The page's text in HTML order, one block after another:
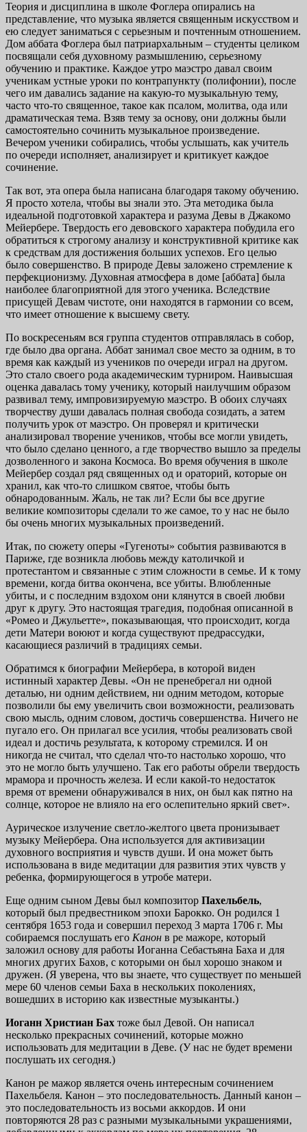
Теория и дисциплина в школе Фоглера опирались на
представление, что музыка является священным искусством и
ею следует заниматься с серьезным и почтенным отношением.
Дом аббата Фоглера был патриархальным – студенты целиком
посвящали себя духовному размышлению, серьезному
обучению и практике. Каждое утро маэстро давал своим
ученикам устные уроки по контрапункту (полифонии), после
чего им давались задание на какую-то музыкальную тему,
часто что-то священное, такое как псалом, молитва, ода или
драматическая тема. Взяв тему за основу, они должны были
самостоятельно сочинить музыкальное произведение.
Вечером ученики собирались, чтобы услышать, как учитель
по очереди исполняет, анализирует и критикует каждое
сочинение.
Так вот, эта опера была написана благодаря такому обучению.
Я просто хотела, чтобы вы знали это. Эта методика была
идеальной подготовкой характера и разума Девы в Джакомо
Мейербере. Твердость его девовского характера побудила его
обратиться к строгому анализу и конструктивной критике как
к средствам для достижения больших успехов. Его целью
было совершенство. В природе Девы заложено стремление к
перфекционизму. Духовная атмосфера в доме [аббата] была
наиболее благоприятной для этого ученика. Вследствие
присущей Девам чистоте, они находятся в гармонии со всем,
что имеет отношение к высшему свету.
По воскресеньям вся группа студентов отправлялась в собор,
где было два органа. Аббат занимал свое место за одним, в то
время как каждый из учеников по очереди играл на другом.
Это стало своего рода академическим турниром. Наивысшая
оценка давалась тому ученику, который наилучшим образом
развивал тему, импровизируемую маэстро. В обоих случаях
творчеству души давалась полная свобода созидать, а затем
получить урок от маэстро. Он проверял и критически
анализировал творение учеников, чтобы все могли увидеть,
что было сделано ценного, а где творчество вышло за пределы
дозволенного и закона Космоса. Во время обучения в школе
Мейербер создал ряд священных од и ораторий, которые он
хранил, как что-то слишком святое, чтобы быть
обнародованным. Жаль, не так ли? Если бы все другие
великие композиторы сделали то же самое, то у нас не было
бы очень многих музыкальных произведений.
Итак, по сюжету оперы «Гугеноты» события развиваются в
Париже, где возникла любовь между католичкой и
протестантом и связанные с этим сложности в семье. И к тому
времени, когда битва окончена, все убиты. Влюбленные
убиты, и с последним вздохом они клянутся в своей любви
друг к другу. Это настоящая трагедия, подобная описанной в
«Ромео и Джульетте», показывающая, что происходит, когда
дети Матери воюют и когда существуют предрассудки,
касающиеся различий в традициях семьи.
Обратимся к биографии Мейербера, в которой виден
истинный характер Девы. «Он не пренебрегал ни одной
деталью, ни одним действием, ни одним методом, которые
позволили бы ему увеличить свои возможности, реализовать
свою мысль, одним словом, достичь совершенства. Ничего не
пугало его. Он прилагал все усилия, чтобы реализовать свой
идеал и достичь результата, к которому стремился. И он
никогда не считал, что сделал что-то настолько хорошо, что
это не могло быть улучшено. Так его работы обрели твердость
мрамора и прочность железа. И если какой-то недостаток
время от времени обнаруживался в них, он был как пятно на
солнце, которое не влияло на его ослепительно яркий свет».
Аурическое излучение светло-желтого цвета пронизывает
музыку Мейербера. Она используется для активизации
духовного восприятия и чувств души. И она может быть
использована в виде медитации для развития этих чувств у
ребенка, формирующегося в утробе матери.
Еще одним сыном Девы был композитор Пахельбель,
который был предвестником эпохи Барокко. Он родился 1
сентября 1653 года и совершил переход 3 марта 1706 г. Мы
собираемся послушать его Канон в ре мажоре, который
заложил основу для работы Иоганна Себастьяна Баха и для
многих других Бахов, с которыми он был хорошо знаком и
дружен. (Я уверена, что вы знаете, что существует по меньшей
мере 60 членов семьи Баха в нескольких поколениях,
вошедших в историю как известные музыканты.)
Иоганн Христиан Бах тоже был Девой. Он написал
несколько прекрасных сочинений, которые можно
использовать для медитации в Деве. (У нас не будет времени
послушать их сегодня.)
Канон ре мажор является очень интересным сочинением
Пахельбеля. Канон – это последовательность. Данный канон –
это последовательность из восьми аккордов. И они
повторяются 28 раз с разными музыкальными украшениями,